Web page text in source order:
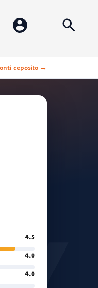
deposito →
4.5
4.0
4.0